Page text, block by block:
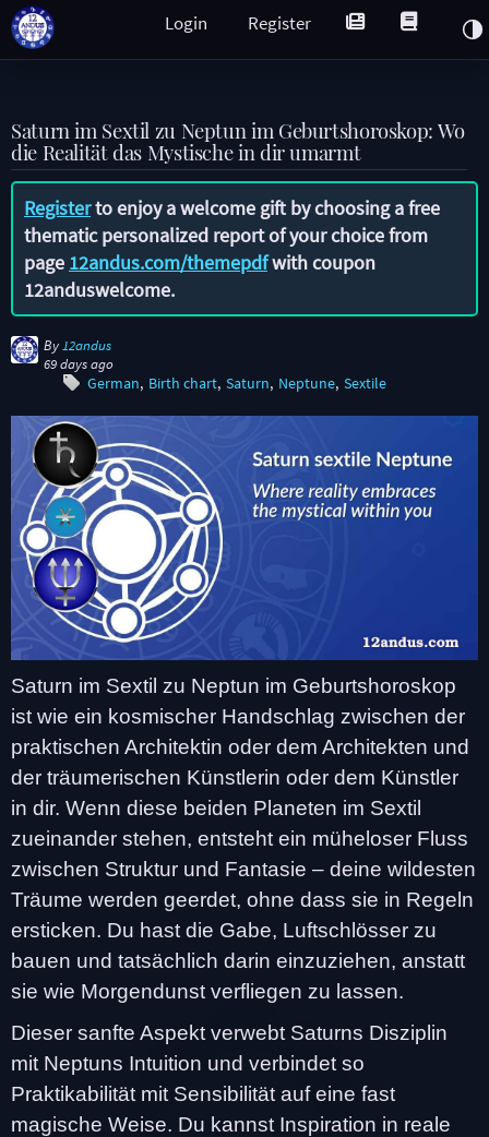
Register
Login
Saturn im Sextil zu Neptun im Geburtshoroskop: Wo
die Realität das Mystische in dir umarmt
Registerto enjoy a welcome gift by choosing a free
thematic personalized report of your choice from
page 12andus.com/themepdfwith coupon
12anduswelcome.
By 12andus
69 days ago
German Birth chart Saturn Neptune Sextile
Saturn im Sextil zu Neptun im Geburtshoroskop
ist wie ein kosmischer Handschlag zwischen der
praktischen Architektin oder dem Architekten und
der träumerischen Künstlerin oder dem Künstler
in dir. Wenn diese beiden Planeten im Sextil
zueinander stehen, entsteht ein müheloser Fluss
zwischen Struktur und Fantasie – deine wildesten
Träume werden geerdet, ohne dass sie in Regeln
ersticken. Du hast die Gabe, Luftschlösser zu
bauen und tatsächlich darin einzuziehen, anstatt
sie wie Morgendunst verfliegen zu lassen.
Dieser sanfte Aspekt verwebt Saturns Disziplin
mit Neptuns Intuition und verbindet so
Praktikabilität mit Sensibilität auf eine fast
magische Weise. Du kannst Inspiration in reale